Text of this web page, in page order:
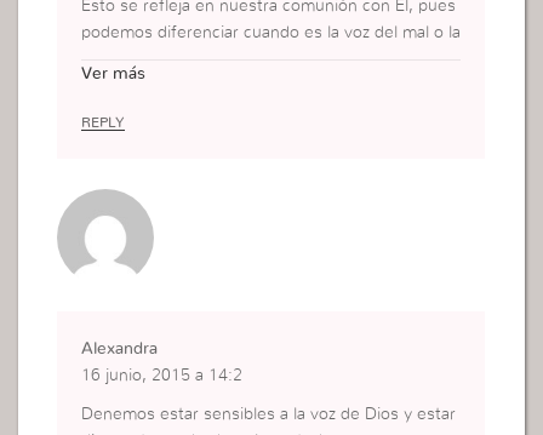
Esto se refleja en nuestra comunión con Él, pues
podemos diferenciar cuando es la voz del mal o la
Ver más
REPLY
Alexandra
16 junio, 2015 a 14:2
Denemos estar sensibles a la voz de Dios y estar